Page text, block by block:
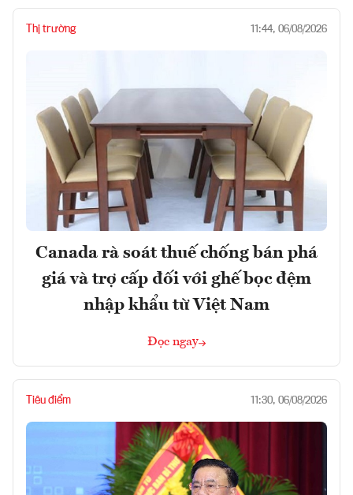
Thị trường 11:44, 06/08/2026
Canada rà soát thuế chống bán phá
giá và trợ cấp đối với ghế bọc đệm
nhập khẩu từ Việt Nam
Đọc ngay
Tiêu điểm 11:30, 06/08/2026